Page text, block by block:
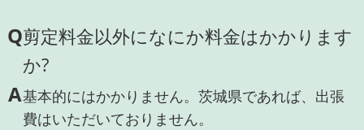
Q剪定料金以外になにか料金はかかります
か?
A基本的にはかかりません。茨城県であれば、出張
費はいただいておりません。